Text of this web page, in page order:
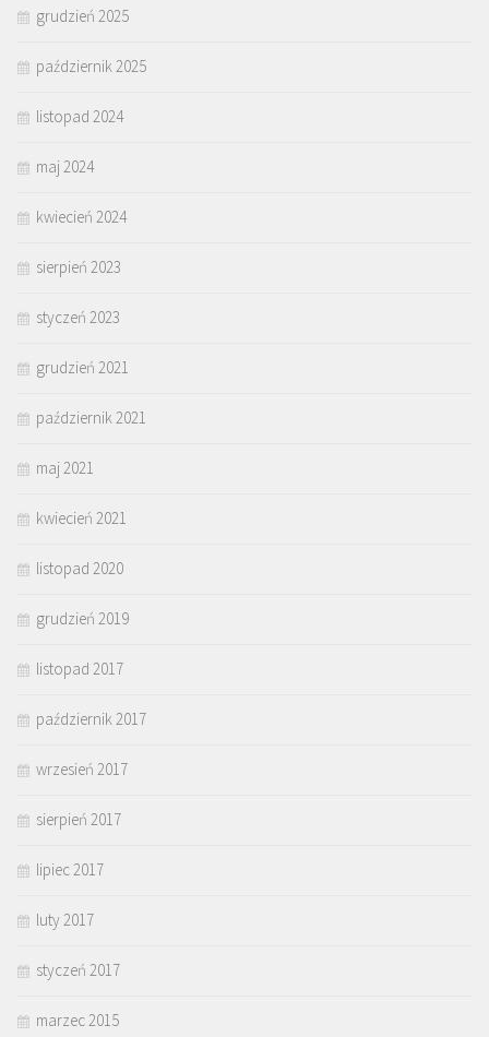
grudzień 2025
październik 2025
listopad 2024
maj 2024
kwiecień 2024
sierpień 2023
styczeń 2023
grudzień 2021
październik 2021
maj 2021
kwiecień 2021
listopad 2020
grudzień 2019
listopad 2017
październik 2017
wrzesień 2017
sierpień 2017
lipiec 2017
luty 2017
styczeń 2017
marzec 2015